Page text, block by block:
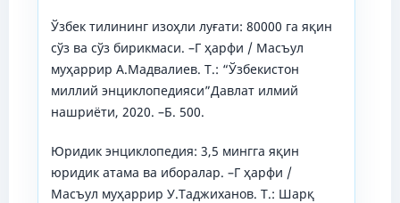
Ўзбек тилининг изоҳли луғати: 80000 га яқин
сўз ва сўз бирикмаси. –Г ҳарфи / Масъул
муҳаррир А.Мадвалиев. Т.: “Ўзбекистон
миллий энциклопедияси”Давлат илмий
нашриёти, 2020. –Б. 500.
Юридик энциклопедия: 3,5 мингга яқин
юридик атама ва иборалар. –Г ҳарфи /
Масъул муҳаррир У.Таджиханов. Т.: Шарқ